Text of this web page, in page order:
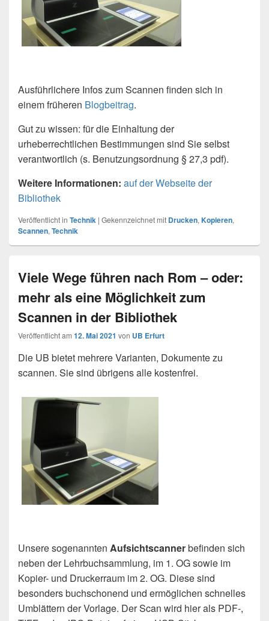
Ausführlichere Infos zum Scannen finden sich in
einem früheren Blogbeitrag.
Gut zu wissen: für die Einhaltung der
urheberrechtlichen Bestimmungen sind Sie selbst
verantwortlich (s. Benutzungsordnung § 27,3 pdf).
Weitere Informationen: auf der Webseite der
Bibliothek
Veröffentlicht in Technik | Gekennzeichnet mit Drucken,Kopieren,
Scannen,Technik
Viele Wege führen nach Rom – oder:
mehr als eine Möglichkeit zum
Scannen in der Bibliothek
Veröffentlicht am 12. Mai 2021 von UB Erfurt
Die UB bietet mehrere Varianten, Dokumente zu
scannen. Sie sind übrigens alle kostenfrei.
Unsere sogenannten Aufsichtscannerbefinden sich
neben der Lehrbuchsammlung, im 1. OG sowie im
Kopier- und Druckerraum im 2. OG. Diese sind
besonders buchschonend und ermöglichen schnelles
Umblättern der Vorlage. Der Scan wird hier als PDF-,